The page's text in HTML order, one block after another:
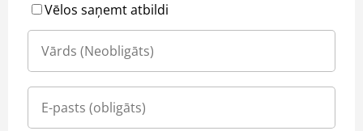
Vēlos saņemt atbildi